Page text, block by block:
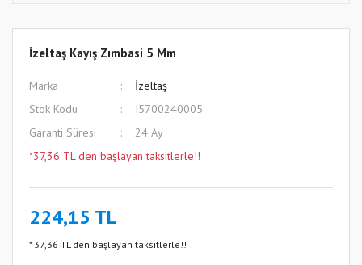
İzeltaş Kayış Zımbasi 5 Mm
Marka
İzeltaş
Stok Kodu
I5700240005
Garanti Süresi
24 Ay
*37,36 TL den başlayan taksitlerle!!
224,15 TL
* 37,36 TL den başlayan taksitlerle!!